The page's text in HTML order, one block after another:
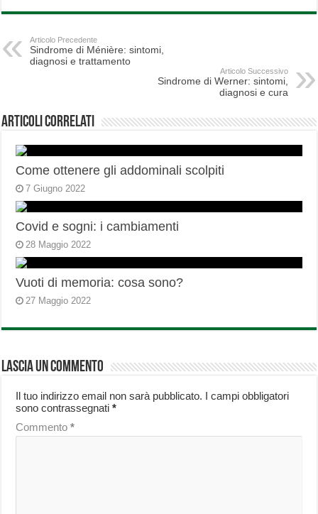
Articolo Precedente
Sindrome di Ménière: sintomi,
diagnosi e trattamento
Articolo Successivo
Sindrome di Werner: sintomi,
diagnosi e cura
Articoli correlati
Come ottenere gli addominali scolpiti
7 Giugno 2022
Covid e sogni: i cambiamenti
28 Maggio 2022
Vuoti di memoria: cosa sono?
27 Maggio 2022
Lascia un commento
Il tuo indirizzo email non sarà pubblicato. I campi obbligatori
sono contrassegnati*
Commento*